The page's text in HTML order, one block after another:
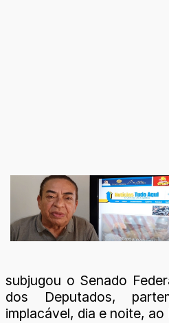
subjugou o Senado
dos Deputados,
implacável, dia e noite,